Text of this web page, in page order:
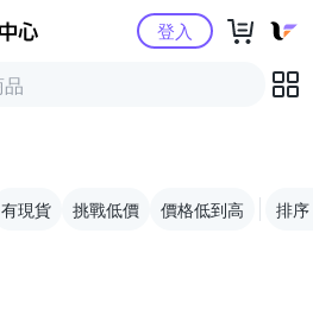
Yahoo購物中心登入
有現貨 挑戰低價 價格低到高 排序